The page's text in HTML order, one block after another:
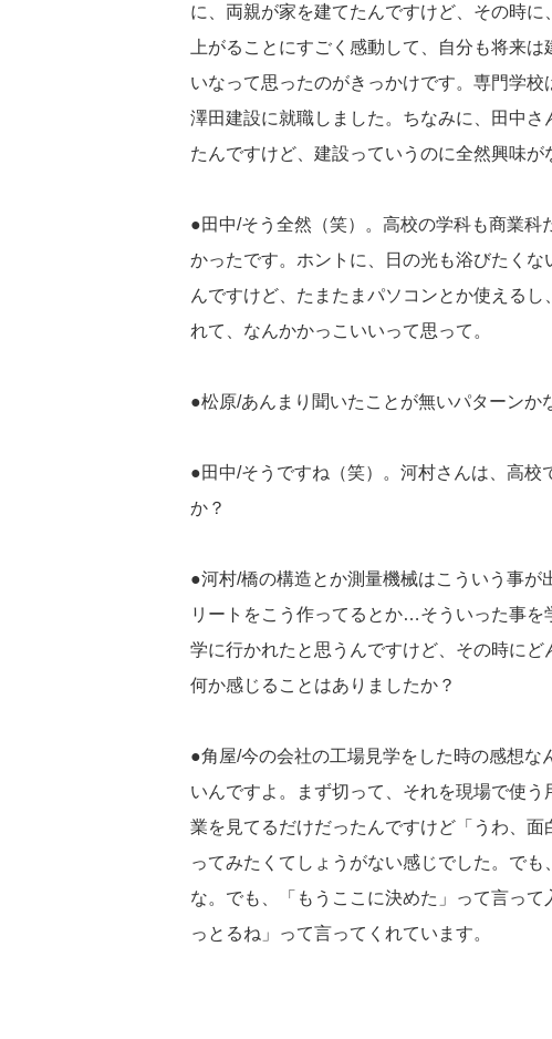
に、両親が家を建てたんですけど、その時
上がることにすごく感動して、自分も将来
いなって思ったのがきっかけです。専門学
澤田建設に就職しました。ちなみに、田中
たんですけど、建設っていうのに全然興味が
●田中/そう全然（笑）。高校の学科も商業科
かったです。ホントに、日の光も浴びたく
んですけど、たまたまパソコンとか使える
れて、なんかかっこいいって思って。
●松原/あんまり聞いたことが無いパターンか
●田中/そうですね（笑）。河村さんは、高校
か？
●河村/橋の構造とか測量機械はこういう事が
リートをこう作ってるとか…そういった事を
学に行かれたと思うんですけど、その時に
何か感じることはありましたか？
●角屋/今の会社の工場見学をした時の感想な
いんですよ。まず切って、それを現場で使
業を見てるだけだったんですけど「うわ、
ってみたくてしょうがない感じでした。で
な。でも、「もうここに決めた」って言っ
っとるね」って言ってくれています。